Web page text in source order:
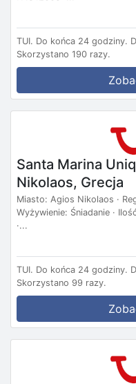
TUI. Do końca 24 godziny.
Skorzystano 190 razy.
Santa Marina
Nikolaos, Grecja
Miasto: Agios Nikolaos ·
Wyżywienie: Śniadanie ·
·...
TUI. Do końca 24 godziny.
Skorzystano 99 razy.